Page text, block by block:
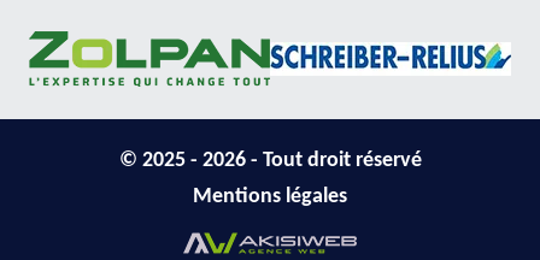
© 2025 - 2026 - Tout droit réservé
Mentions légales